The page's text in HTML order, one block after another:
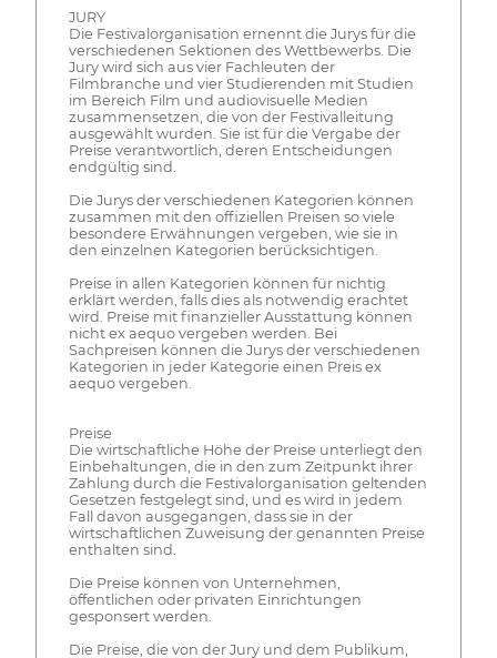
JURY
Die Festivalorganisation ernennt die Jurys für die
verschiedenen Sektionen des Wettbewerbs. Die
Jury wird sich aus vier Fachleuten der
Filmbranche und vier Studierenden mit Studien
im Bereich Film und audiovisuelle Medien
zusammensetzen, die von der Festivalleitung
ausgewählt wurden. Sie ist für die Vergabe der
Preise verantwortlich, deren Entscheidungen
endgültig sind.
Die Jurys der verschiedenen Kategorien können
zusammen mit den offiziellen Preisen so viele
besondere Erwähnungen vergeben, wie sie in
den einzelnen Kategorien berücksichtigen.
Preise in allen Kategorien können für nichtig
erklärt werden, falls dies als notwendig erachtet
wird. Preise mit finanzieller Ausstattung können
nicht ex aequo vergeben werden. Bei
Sachpreisen können die Jurys der verschiedenen
Kategorien in jeder Kategorie einen Preis ex
aequo vergeben.
Preise
Die wirtschaftliche Höhe der Preise unterliegt den
Einbehaltungen, die in den zum Zeitpunkt ihrer
Zahlung durch die Festivalorganisation geltenden
Gesetzen festgelegt sind, und es wird in jedem
Fall davon ausgegangen, dass sie in der
wirtschaftlichen Zuweisung der genannten Preise
enthalten sind.
Die Preise können von Unternehmen,
öffentlichen oder privaten Einrichtungen
gesponsert werden.
Die Preise, die von der Jury und dem Publikum,